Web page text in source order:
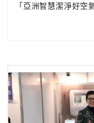
「亞洲智慧潔淨好空